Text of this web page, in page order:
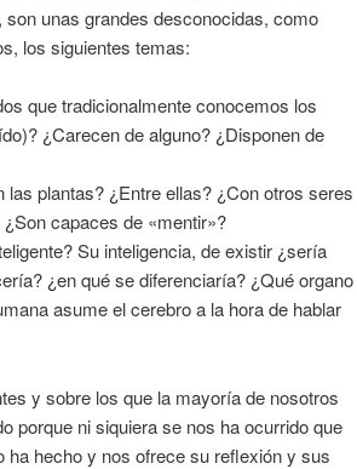
unas grandes desconocidas, como
los siguientes temas:
que tradicionalmente conocemos los
¿Carecen de alguno? ¿Disponen de
plantas? ¿Entre ellas? ¿Con otros seres
capaces de «mentir»?
Su inteligencia, de existir ¿sería
¿en qué se diferenciaría? ¿Qué organo
asume el cerebro a la hora de hablar
y sobre los que la mayoría de nosotros
porque ni siquiera se nos ha ocurrido que
hecho y nos ofrece su reflexión y sus